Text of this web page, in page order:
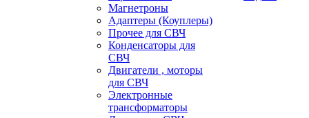
Магнетроны
Адаптеры (Коуплеры)
Прочее для СВЧ
Конденсаторы для
СВЧ
Двигатели , моторы
для СВЧ
Электронные
трансформаторы